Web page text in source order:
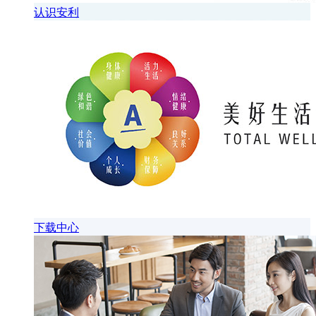
认识安利
下载中心